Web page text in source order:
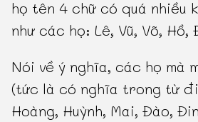
họ tên 4 chữ có quá nhiều
như các họ: Lê, Vũ, Võ, Hồ,
Nói về ý nghĩa, các họ mà
(tức là có nghĩa trong từ
Hoàng, Huỳnh, Mai, Đào,